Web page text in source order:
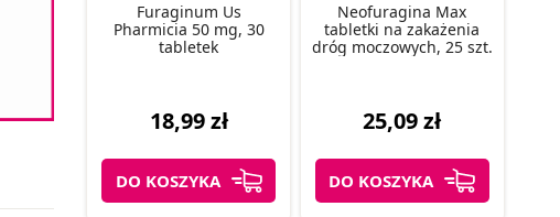
Furaginum Us
Pharmicia 50 mg, 30
tabletek
18,99 zł
DO KOSZYKA
Neofuragina Max
tabletki na zakażenia
dróg moczowych, 25 szt.
25,09 zł
DO KOSZYKA